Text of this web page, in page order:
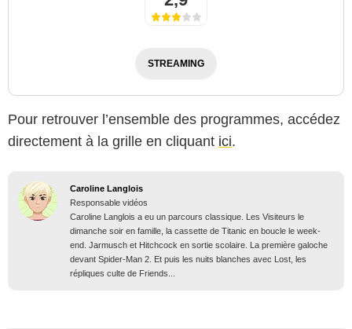
STREAMING
Pour retrouver l’ensemble des programmes, accédez
directement à la grille en cliquant ici.
Caroline Langlois
Responsable vidéos
Caroline Langlois a eu un parcours classique. Les Visiteurs le
dimanche soir en famille, la cassette de Titanic en boucle le week-
end. Jarmusch et Hitchcock en sortie scolaire. La première galoche
devant Spider-Man 2. Et puis les nuits blanches avec Lost, les
répliques culte de Friends...